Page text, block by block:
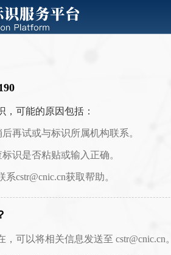
，可能的原因包括：
再试或与标识所属机构联系。
识是否粘贴或输入正确。
cstr@cnic.cn获取帮助。
可以将相关信息发送至 cstr@cnic.cn。